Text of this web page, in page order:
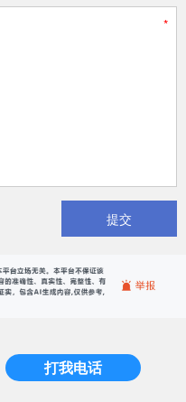
提交
打我电话